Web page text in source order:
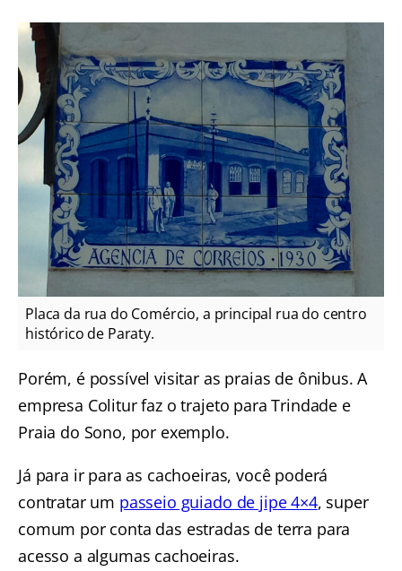
Placa da rua do Comércio, a principal rua do centro
histórico de Paraty.
Porém, é possível visitar as praias de ônibus. A
empresa Colitur faz o trajeto para Trindade e
Praia do Sono, por exemplo.
Já para ir para as cachoeiras, você poderá
contratar um passeio guiado de jipe 4×4, super
comum por conta das estradas de terra para
acesso a algumas cachoeiras.